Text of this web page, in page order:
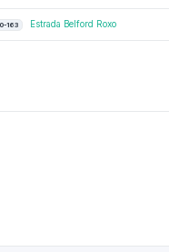
163 Estrada Belford Roxo